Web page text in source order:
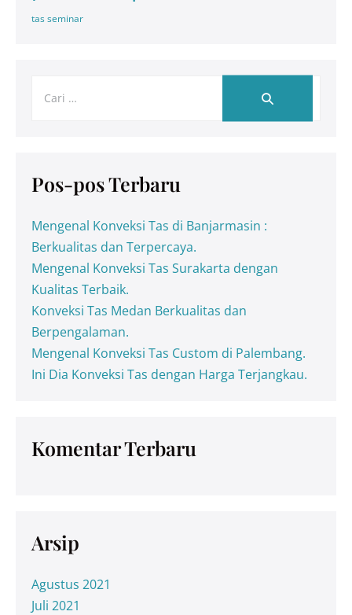
tas seminar
Pos-pos Terbaru
Mengenal Konveksi Tas di Banjarmasin :
Berkualitas dan Terpercaya.
Mengenal Konveksi Tas Surakarta dengan
Kualitas Terbaik.
Konveksi Tas Medan Berkualitas dan
Berpengalaman.
Mengenal Konveksi Tas Custom di Palembang.
Ini Dia Konveksi Tas dengan Harga Terjangkau.
Komentar Terbaru
Arsip
Agustus 2021
Juli 2021